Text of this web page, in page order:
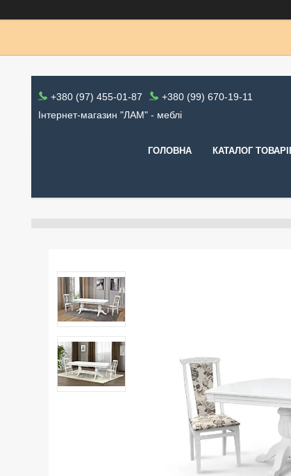
+380 (97) 455-01-87
+380 (99) 670-19-11
Інтернет-магазин "ЛАМ" - меблі
ГОЛОВНА КАТАЛОГ